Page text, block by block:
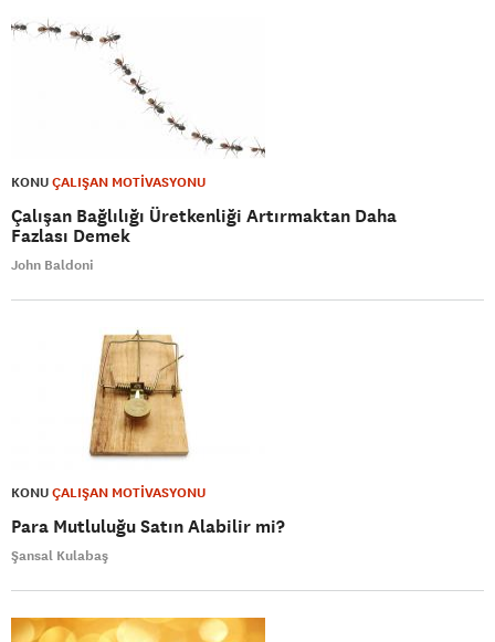
KONUÇALIŞAN MOTİVASYONU
Çalışan Bağlılığı Üretkenliği Artırmaktan Daha
Fazlası Demek
John Baldoni
KONUÇALIŞAN MOTİVASYONU
Para Mutluluğu Satın Alabilir mi?
Şansal Kulabaş